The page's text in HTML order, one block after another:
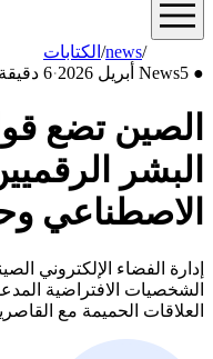
الكتابات/news
●
News 5 أبريل 2026 ·6 دقيقة
الصين تضع
البشر
الاصطناعي
إدارة الفضاء الإلكتروني
الشخصيات الافتراضية
العلاقات الحميمة مع